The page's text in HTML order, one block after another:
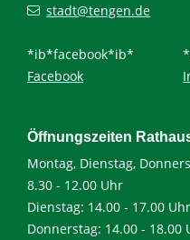
stadt@tengen.de
*ib*facebook*ib*
Facebook
Öffnungszeiten
Montag, Dienstag,
8.30 - 12.00 Uhr
Dienstag: 14.00 - 17.00 Uhr
Donnerstag: 14.00 - 18.00